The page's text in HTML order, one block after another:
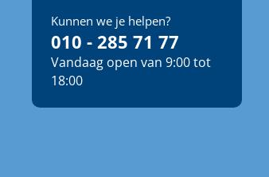
Kunnen we je helpen?
010 - 285 71 77
Vandaag open van 9:00 tot
18:00